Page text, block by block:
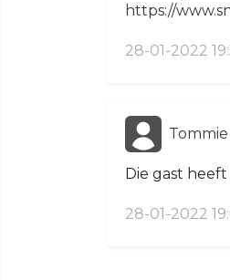
https://
28-01-2022
Tommie
Die gast
28-01-2022